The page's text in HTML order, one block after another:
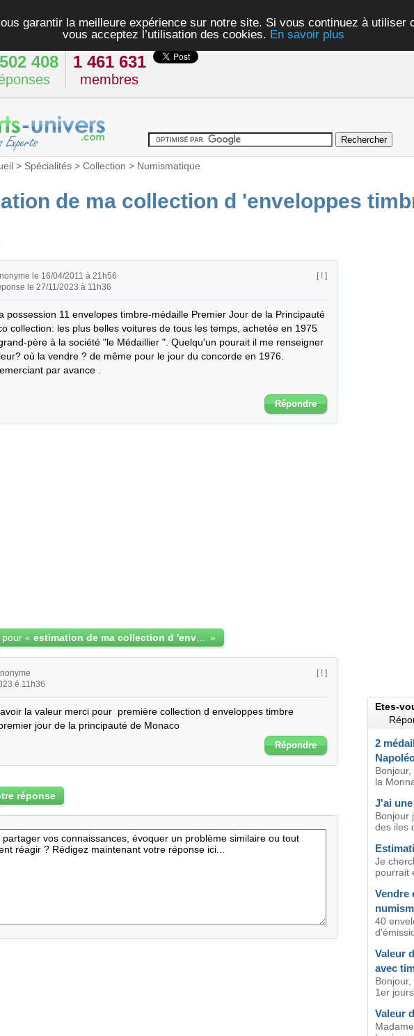
garantir la meilleure expérience sur notre site. Si vous continuez à utiliser
vous acceptez l’utilisation des cookies. En savoir plus
408 1 461 631
membres
> Spécialités> Collection > Numismatique
de ma collection d 'enveloppes
le 16/04/2011 à 21h56
le 27/11/2023 à 11h36
[ ! ]
possession 11 envelopes timbre-médaille Premier Jour de la Principauté
collection: les plus belles voitures de tous les temps, achetée en 1975
père à la société "le Médaillier ". Quelqu'un pourait il me renseigner
où la vendre ? de même pour le jour du concorde en 1976.
par avance .
Répondre
pour « estimation de ma collection d 'enveloppes timbre-médaille »
é 11h36
[ ! ]
la valeur merci pour  première collection d enveloppes timbre
jour de la principauté de Monaco
Répondre
réponse
Etes-
2
la
J'ai
Bonjour
des iles
Je
pourrait
Vendre
40
Valeur
avec
1er
Valeur